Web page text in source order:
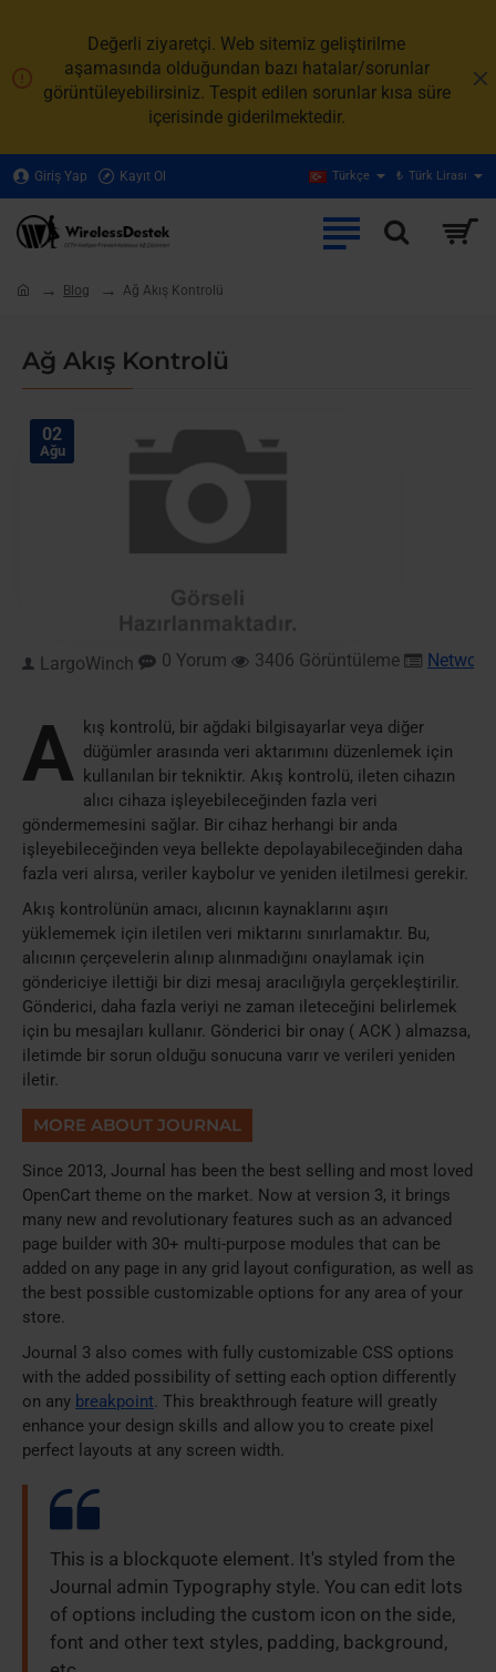
Değerli ziyaretçi. Web sitemiz geliştirilme
aşamasında olduğundan bazı hatalar/sorunlar
görüntüleyebilirsiniz. Tespit edilen sorunlar kısa süre
içerisinde giderilmektedir.
Giriş Yap Kayıt Ol Türkçe ₺ Türk Lirası
Ağ Akış Kontrolü
Blog Ağ Akış Kontrolü
02
Ağu
LargoWinch 0 Yorum 3406 Görüntüleme Network
A kış kontrolü, bir ağdaki bilgisayarlar veya diğer
düğümler arasında veri aktarımını düzenlemek için
kullanılan bir tekniktir. Akış kontrolü, ileten cihazın
alıcı cihaza işleyebileceğinden fazla veri
göndermemesini sağlar. Bir cihaz herhangi bir anda
işleyebileceğinden veya bellekte depolayabileceğinden daha
fazla veri alırsa, veriler kaybolur ve yeniden iletilmesi gerekir.
Akış kontrolünün amacı, alıcının kaynaklarını aşırı
yüklememek için iletilen veri miktarını sınırlamaktır. Bu,
alıcının çerçevelerin alınıp alınmadığını onaylamak için
göndericiye ilettiği bir dizi mesaj aracılığıyla gerçekleştirilir.
Gönderici, daha fazla veriyi ne zaman ileteceğini belirlemek
için bu mesajları kullanır. Gönderici bir onay ( ACK ) almazsa,
iletimde bir sorun olduğu sonucuna varır ve verileri yeniden
iletir.
MORE ABOUT JOURNAL
Since 2013, Journal has been the best selling and most loved
OpenCart theme on the market. Now at version 3, it brings
many new and revolutionary features such as an advanced
page builder with 30+ multi-purpose modules that can be
added on any page in any grid layout configuration, as well as
the best possible customizable options for any area of your
store.
Journal 3 also comes with fully customizable CSS options
with the added possibility of setting each option differently
on any breakpoint. This breakthrough feature will greatly
enhance your design skills and allow you to create pixel
perfect layouts at any screen width.
This is a blockquote element. It's styled from the
Journal admin Typography style. You can edit lots
of options including the custom icon on the side,
font and other text styles, padding, background,